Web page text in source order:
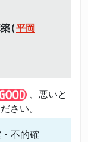
(平岡
、悪いと
さい。
不的確